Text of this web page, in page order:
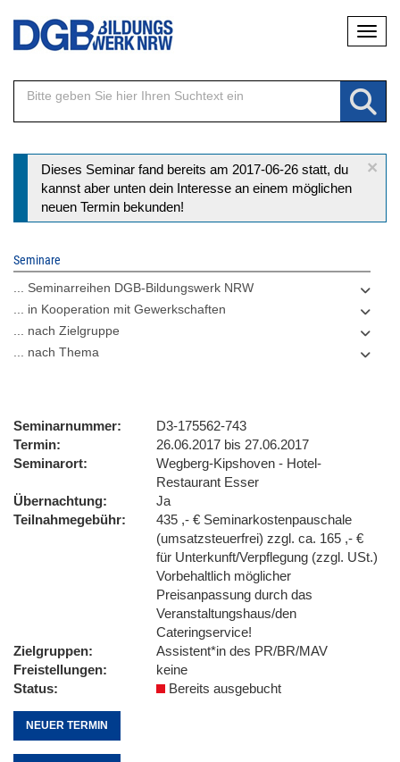
Direkt
Inhalt
×
Statusmeldung
Dieses Seminar fand bereits am 2017-06-26 statt, du
kannst aber unten dein Interesse an einem möglichen
neuen Termin bekunden!
Seminare
... Seminarreihen DGB-Bildungswerk NRW
... in Kooperation mit Gewerkschaften
... nach Zielgruppe
... nach Thema
Seminarnummer
D3-175562-743
Termin
26.06.2017 bis 27.06.2017
Seminarort
Wegberg-Kipshoven - Hotel-
Restaurant Esser
Übernachtung
Ja
Teilnahmegebühr
435 ,- € Seminarkostenpauschale
(umsatzsteuerfrei) zzgl. ca. 165 ,- €
für Unterkunft/Verpflegung (zzgl. USt.)
Vorbehaltlich möglicher
Preisanpassung durch das
Veranstaltungshaus/den
Cateringservice!
Zielgruppen
Assistent*in des PR/BR/MAV
Freistellungen
keine
Status
Bereits ausgebucht
NEUER TERMIN